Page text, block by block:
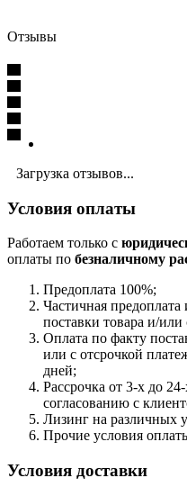
Отзывы
Загрузка отзывов...
Условия оплаты
Работаем только с
оплаты по безналичному
Предоплата 100%;
Частичная
поставки товара и/или
Оплата по факту
или с отсрочкой
дней;
Рассрочка от 3-х до
согласованию с
Лизинг на различных
Прочие условия
Условия доставки